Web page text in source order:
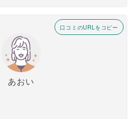
あおい
口コミのURLをコピー